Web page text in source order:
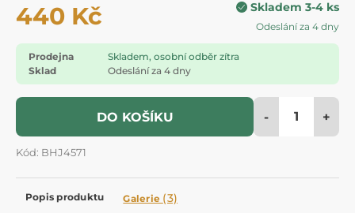
440 Kč Skladem 3-4 ks
Odeslání za 4 dny
Prodejna
Skladem, osobní odběr zítra
Sklad
Odeslání za 4 dny
DO KOŠÍKU - +
Kód: BHJ4571
Popis produktu Galerie (3)